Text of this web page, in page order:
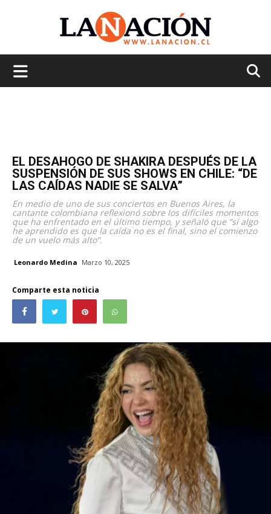
EL DESAHOGO DE SHAKIRA DESPUÉS DE LA
SUSPENSIÓN DE SUS SHOWS EN CHILE: “DE
LAS CAÍDAS NADIE SE SALVA”
En medio de uno de sus conciertos en Buenos Aires, la
cantante colombiana reflexionó sobre los difíciles momentos
que ha enfrentado en el último tiempo, y señaló que “sí algo
he aprendido es que la caída no es el final, sino el comienzo
de un vuelo más alto”.
Leonardo Medina Marzo 10, 2025
Comparte esta noticia